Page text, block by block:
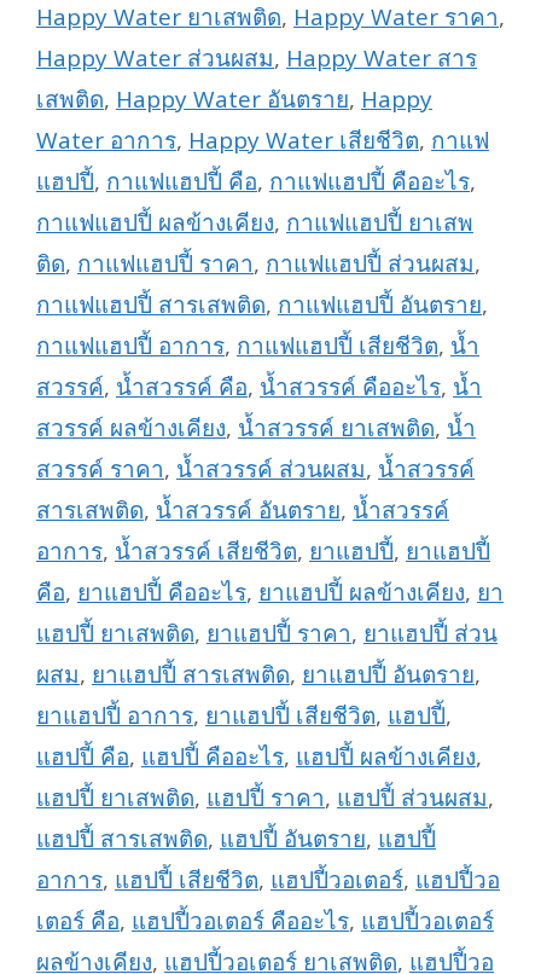
Happy Water ยาเสพติด, Happy Water ราคา,
Happy Water ส่วนผสม, Happy Water สาร
เสพติด, Happy Water อันตราย, Happy
Water อาการ, Happy Water เสียชีวิต, กาแฟ
แฮปปี้, กาแฟแฮปปี้ คือ, กาแฟแฮปปี้ คืออะไร,
กาแฟแฮปปี้ ผลข้างเคียง, กาแฟแฮปปี้ ยาเสพ
ติด, กาแฟแฮปปี้ ราคา, กาแฟแฮปปี้ ส่วนผสม,
กาแฟแฮปปี้ สารเสพติด, กาแฟแฮปปี้ อันตราย,
กาแฟแฮปปี้ อาการ, กาแฟแฮปปี้ เสียชีวิต, น้ำ
สวรรค์, น้ำสวรรค์ คือ, น้ำสวรรค์ คืออะไร, น้ำ
สวรรค์ ผลข้างเคียง, น้ำสวรรค์ ยาเสพติด, น้ำ
สวรรค์ ราคา, น้ำสวรรค์ ส่วนผสม, น้ำสวรรค์
สารเสพติด, น้ำสวรรค์ อันตราย, น้ำสวรรค์
อาการ, น้ำสวรรค์ เสียชีวิต, ยาแฮปปี้, ยาแฮปปี้
คือ, ยาแฮปปี้ คืออะไร, ยาแฮปปี้ ผลข้างเคียง, ยา
แฮปปี้ ยาเสพติด, ยาแฮปปี้ ราคา, ยาแฮปปี้ ส่วน
ผสม, ยาแฮปปี้ สารเสพติด, ยาแฮปปี้ อันตราย,
ยาแฮปปี้ อาการ, ยาแฮปปี้ เสียชีวิต, แฮปปี้,
แฮปปี้ คือ, แฮปปี้ คืออะไร, แฮปปี้ ผลข้างเคียง,
แฮปปี้ ยาเสพติด, แฮปปี้ ราคา, แฮปปี้ ส่วนผสม,
แฮปปี้ สารเสพติด, แฮปปี้ อันตราย, แฮปปี้
อาการ, แฮปปี้ เสียชีวิต, แฮปปี้วอเตอร์, แฮปปี้วอ
เตอร์ คือ, แฮปปี้วอเตอร์ คืออะไร, แฮปปี้วอเตอร์
ผลข้างเคียง, แฮปปี้วอเตอร์ ยาเสพติด, แฮปปี้วอ